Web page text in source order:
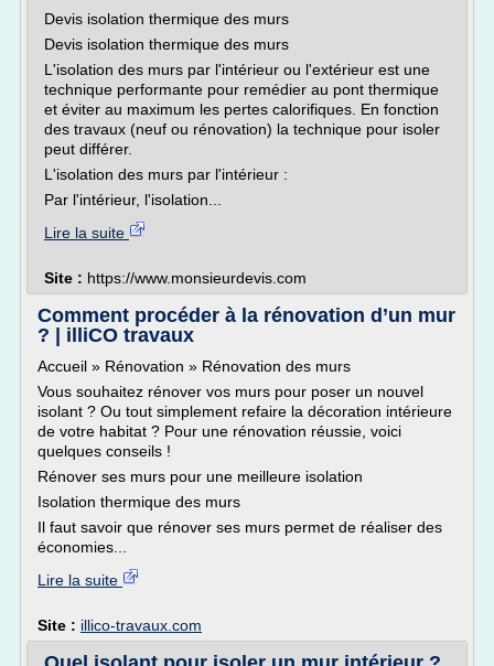
Devis isolation thermique des murs
Devis isolation thermique des murs
L'isolation des murs par l'intérieur ou l'extérieur est une
technique performante pour remédier au pont thermique
et éviter au maximum les pertes calorifiques. En fonction
des travaux (neuf ou rénovation) la technique pour isoler
peut différer.
L'isolation des murs par l'intérieur :
Par l'intérieur, l'isolation...
Lire la suite
Site : https://www.monsieurdevis.com
Comment procéder à la rénovation d’un mur
? | illiCO travaux
Accueil » Rénovation » Rénovation des murs
Vous souhaitez rénover vos murs pour poser un nouvel
isolant ? Ou tout simplement refaire la décoration intérieure
de votre habitat ? Pour une rénovation réussie, voici
quelques conseils !
Rénover ses murs pour une meilleure isolation
Isolation thermique des murs
Il faut savoir que rénover ses murs permet de réaliser des
économies...
Lire la suite
Site : illico-travaux.com